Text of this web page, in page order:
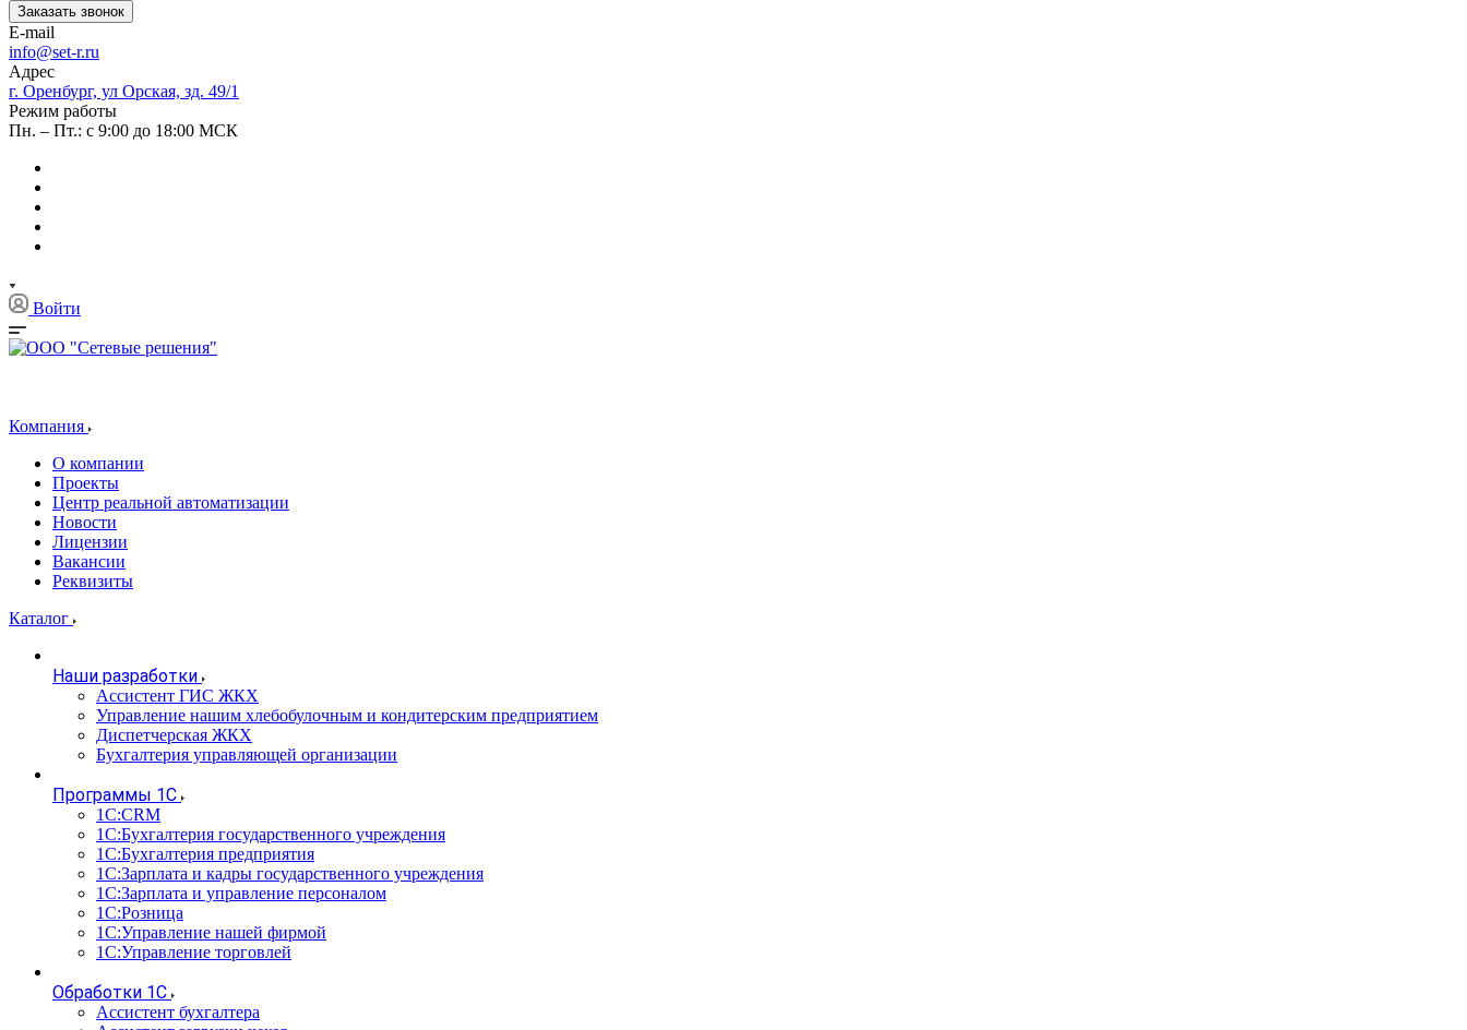
Заказать звонок
E-mail
info@set-r.ru
Адрес
г. Оренбург, ул Орская, зд. 49/1
Режим работы
Пн. – Пт.: с 9:00 до 18:00 МСК
Войти
Компания
О компании
Проекты
Центр реальной автоматизации
Новости
Лицензии
Вакансии
Реквизиты
Каталог
Наши разработки
Ассистент ГИС ЖКХ
Управление нашим хлебобулочным и кондитерским предприятием
Диспетчерская ЖКХ
Бухгалтерия управляющей организации
Программы 1С
1С:CRM
1С:Бухгалтерия государственного учреждения
1С:Бухгалтерия предприятия
1С:Зарплата и кадры государственного учреждения
1С:Зарплата и управление персоналом
1С:Розница
1С:Управление нашей фирмой
1С:Управление торговлей
Обработки 1С
Ассистент бухгалтера